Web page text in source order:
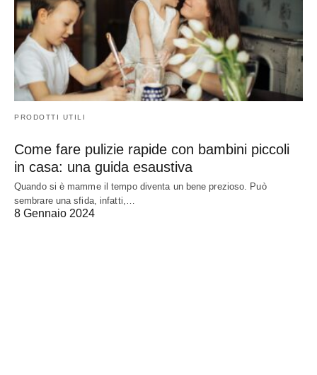
PRODOTTI UTILI
Come fare pulizie rapide con bambini piccoli
in casa: una guida esaustiva
Quando si è mamme il tempo diventa un bene prezioso. Può
sembrare una sfida, infatti,…
8 Gennaio 2024